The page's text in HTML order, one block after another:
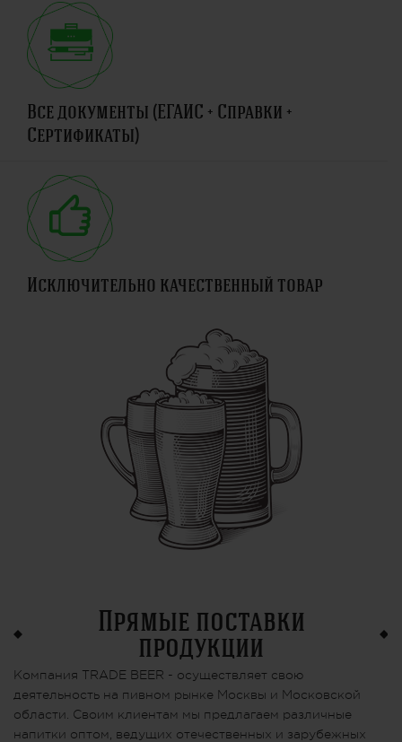
Все документы (ЕГАИС + Справки +
Сертификаты)
Исключительно качественный товар
Прямые поставки
продукции
Компания TRADE BEER - осуществляет свою
деятельность на пивном рынке Москвы и Московской
области. Своим клиентам мы предлагаем различные
напитки оптом, ведущих отечественных и зарубежных